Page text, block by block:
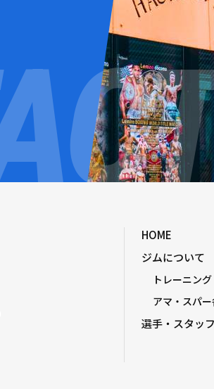
HOME
ジムについて
トレーニング
アマ・スパ
選手・スタッフ